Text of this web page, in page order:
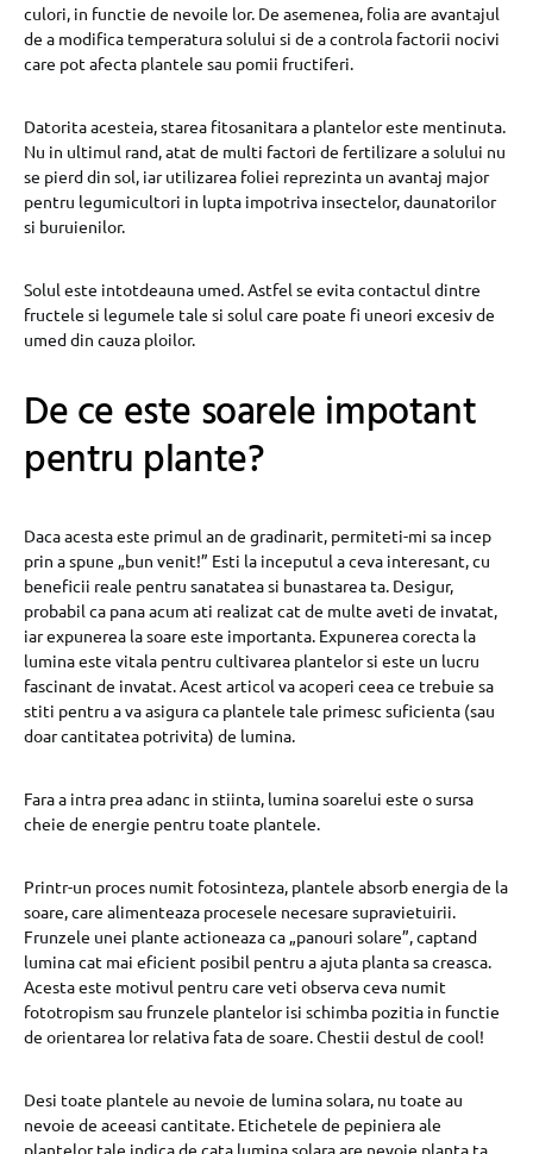
culori, in functie de nevoile lor. De asemenea, folia are avantajul
de a modifica temperatura solului si de a controla factorii nocivi
care pot afecta plantele sau pomii fructiferi.
Datorita acesteia, starea fitosanitara a plantelor este mentinuta.
Nu in ultimul rand, atat de multi factori de fertilizare a solului nu
se pierd din sol, iar utilizarea foliei reprezinta un avantaj major
pentru legumicultori in lupta impotriva insectelor, daunatorilor
si buruienilor.
Solul este intotdeauna umed. Astfel se evita contactul dintre
fructele si legumele tale si solul care poate fi uneori excesiv de
umed din cauza ploilor.
De ce este soarele impotant
pentru plante?
Daca acesta este primul an de gradinarit, permiteti-mi sa incep
prin a spune „bun venit!” Esti la inceputul a ceva interesant, cu
beneficii reale pentru sanatatea si bunastarea ta. Desigur,
probabil ca pana acum ati realizat cat de multe aveti de invatat,
iar expunerea la soare este importanta. Expunerea corecta la
lumina este vitala pentru cultivarea plantelor si este un lucru
fascinant de invatat. Acest articol va acoperi ceea ce trebuie sa
stiti pentru a va asigura ca plantele tale primesc suficienta (sau
doar cantitatea potrivita) de lumina.
Fara a intra prea adanc in stiinta, lumina soarelui este o sursa
cheie de energie pentru toate plantele.
Printr-un proces numit fotosinteza, plantele absorb energia de la
soare, care alimenteaza procesele necesare supravietuirii.
Frunzele unei plante actioneaza ca „panouri solare”, captand
lumina cat mai eficient posibil pentru a ajuta planta sa creasca.
Acesta este motivul pentru care veti observa ceva numit
fototropism sau frunzele plantelor isi schimba pozitia in functie
de orientarea lor relativa fata de soare. Chestii destul de cool!
Desi toate plantele au nevoie de lumina solara, nu toate au
nevoie de aceeasi cantitate. Etichetele de pepiniera ale
plantelor tale indica de cata lumina solara are nevoie planta ta